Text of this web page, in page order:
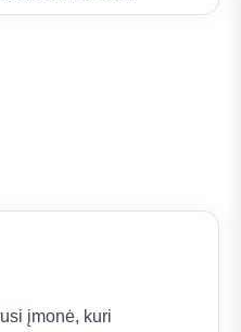
įmonė, kuri